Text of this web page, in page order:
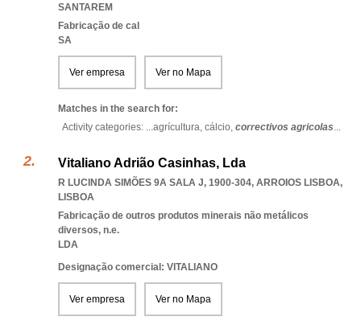
SANTAREM
Fabricação de cal
SA
Ver empresa Ver no Mapa
Matches in the search for:
Activity categories: ...agrícultura, cálcio, correctivos agricolas...
Vitaliano Adrião Casinhas, Lda
R LUCINDA SIMÕES 9A SALA J, 1900-304, ARROIOS LISBOA,
LISBOA
Fabricação de outros produtos minerais não metálicos
diversos, n.e.
LDA
Designação comercial: VITALIANO
Ver empresa Ver no Mapa